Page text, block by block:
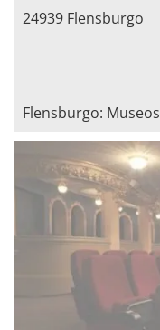
24939 Flensburgo
Flensburgo: Museos